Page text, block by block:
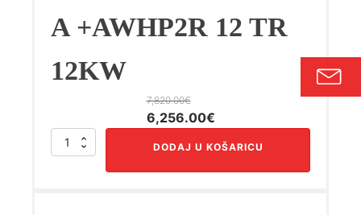
12KW
količina
A +AWHP2R 12 TR
12KW
7,820.00€
Izvorna
je:
6,256.00€Trenutna
cijena
6,256.00€.
BAXI
SYSMGR
DODAJ U KOŠARICU